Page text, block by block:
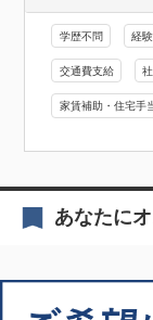
学歴不問 経
交通費支給
家賃補助・住宅手
あなたに